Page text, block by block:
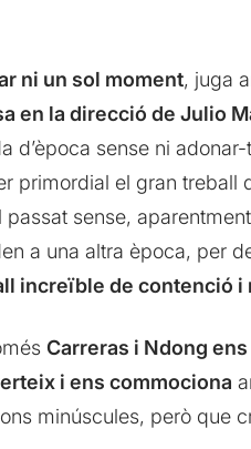
ni un sol moment, juga
en la direcció de Julio
d’època sense ni
primordial el gran treball
sense,
a una altra època, per
increïble de contenció i
Carreras i Ndong
i ens commociona
minúscules, però que